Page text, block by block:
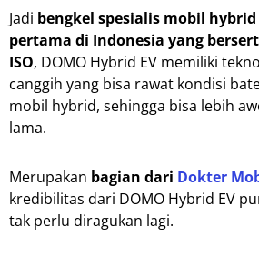
Jadi bengkel spesialis mobil hybrid
pertama di Indonesia yang
ISO, DOMO Hybrid EV memiliki
canggih yang bisa rawat kondisi
mobil hybrid, sehingga bisa lebih
lama.
Merupakan bagian dari Dokter
kredibilitas dari DOMO Hybrid EV
tak perlu diragukan lagi.